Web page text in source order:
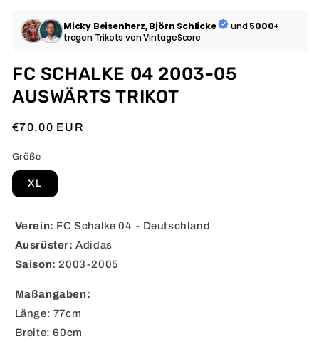
Micky Beisenherz, Björn Schlicke und5000+
tragen Trikots von VintageScore
FC SCHALKE 04 2003-05
AUSWÄRTS TRIKOT
Normaler
€70,00 EUR
Größe
XL
Verein: FC Schalke 04 - Deutschland
Ausrüster: Adidas
Saison: 2003-2005
Maßangaben:
Länge: 77cm
Breite: 60cm